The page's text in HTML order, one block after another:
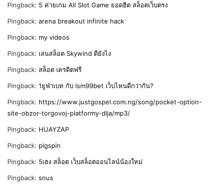
Pingback: 5 ค่ายเกม All Slot Game ยอดฮิต สล็อตเว็บตรง
Pingback: arena breakout infinite hack
Pingback: my videos
Pingback: เล่นสล็อต Skywind ดียังไง
Pingback: สล็อต เครดิตฟรี
Pingback: 1ยูฟ่าเบท กับ lsm99bet เว็บไหนดีกว่ากัน?
Pingback: https://www.justgospel.com.ng/song/pocket-option-
site-obzor-torgovoj-platformy-dlja/mp3/
Pingback: HUAYZAP
Pingback: pigspin
Pingback: 5เฮง สล็อต เว็บสล็อตออนไลน์น้องใหม่
Pingback: snus